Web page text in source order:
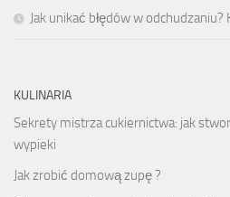
Jak unikać błędów w
KULINARIA
Sekrety mistrza cukiernictwa: jak
wypieki
Jak zrobić domową zupę ?